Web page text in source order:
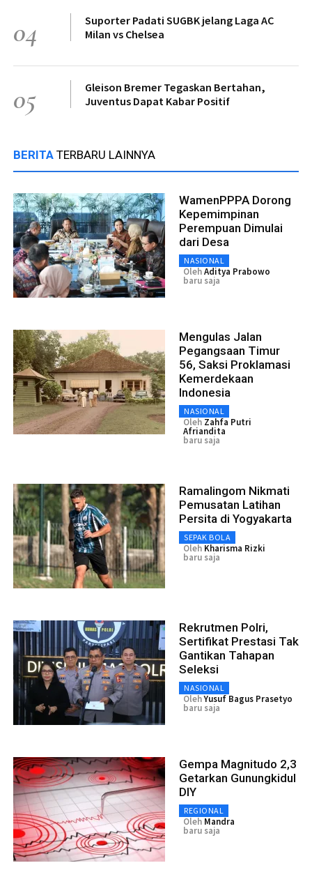
04
Suporter Padati SUGBK jelang Laga AC
Milan vs Chelsea
05
Gleison Bremer Tegaskan Bertahan,
Juventus Dapat Kabar Positif
BERITA TERBARU LAINNYA
WamenPPPA Dorong
Kepemimpinan
Perempuan Dimulai
dari Desa
NASIONAL
OlehAditya Prabowo
baru saja
Mengulas Jalan
Pegangsaan Timur
56, Saksi Proklamasi
Kemerdekaan
Indonesia
NASIONAL
Oleh Zahfa Putri
Afriandita
baru saja
Ramalingom Nikmati
Pemusatan Latihan
Persita di Yogyakarta
SEPAK BOLA
Oleh Kharisma Rizki
baru saja
Rekrutmen Polri,
Sertifikat Prestasi Tak
Gantikan Tahapan
Seleksi
NASIONAL
OlehYusuf Bagus Prasetyo
baru saja
Gempa Magnitudo 2,3
Getarkan Gunungkidul
DIY
REGIONAL
Oleh Mandra
baru saja